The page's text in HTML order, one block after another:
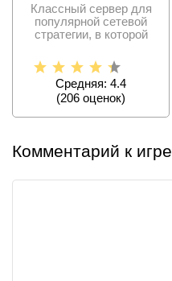
Классный сервер для
популярной сетевой
стратегии, в которой
Средняя: 4.4
(206 оценок)
Комментарий к игре